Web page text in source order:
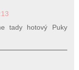
tady hotový Puky